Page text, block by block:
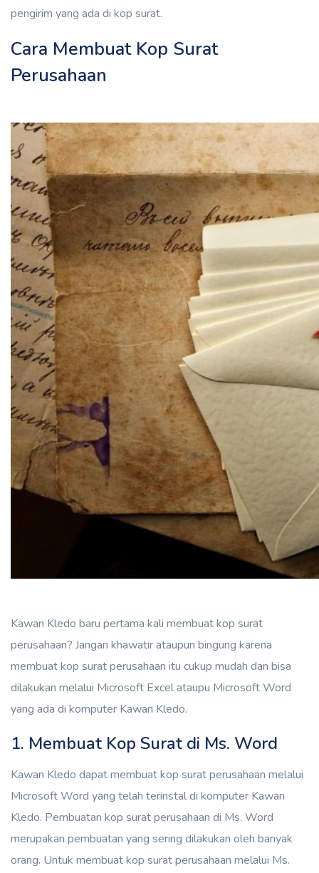
pengirim yang ada di kop surat.
Cara Membuat Kop Surat
Perusahaan
Kawan Kledo baru pertama kali membuat kop surat
perusahaan? Jangan khawatir ataupun bingung karena
membuat kop surat perusahaan itu cukup mudah dan bisa
dilakukan melalui Microsoft Excel ataupu Microsoft Word
yang ada di komputer Kawan Kledo.
1. Membuat Kop Surat di Ms. Word
Kawan Kledo dapat membuat kop surat perusahaan melalui
Microsoft Word yang telah terinstal di komputer Kawan
Kledo. Pembuatan kop surat perusahaan di Ms. Word
merupakan pembuatan yang sering dilakukan oleh banyak
orang. Untuk membuat kop surat perusahaan melalui Ms.